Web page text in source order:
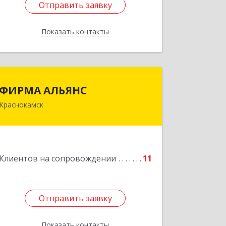
Отправить заявку
Показать контакты
Отправить заявку
Назад
ФИРМА АЛЬЯНС
Краснокамск
Клиентов на сопровождении 11
Отправить заявку
Отправить заявку